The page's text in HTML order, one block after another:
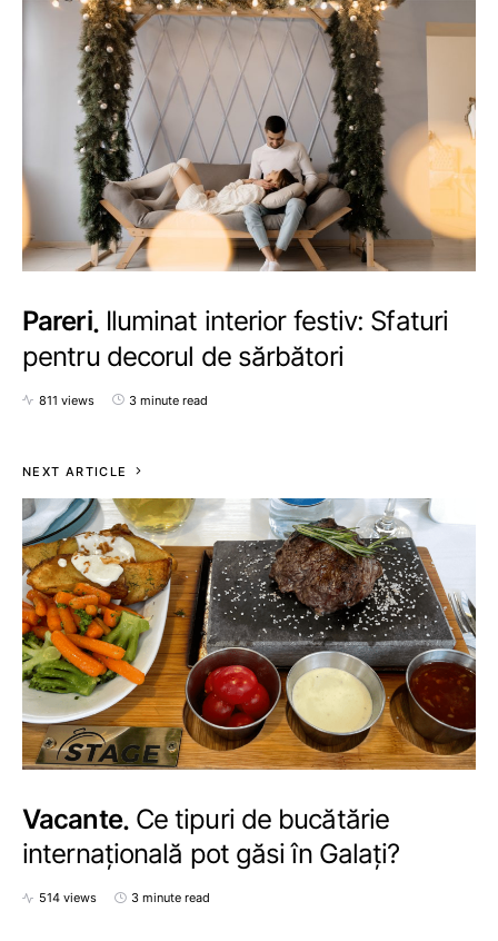
Pareri Iluminat interior festiv: Sfaturi
pentru decorul de sărbători
811 views 3 minute read
NEXT ARTICLE
Vacante Ce tipuri de bucătărie
internațională pot găsi în Galaţi?
514 views 3 minute read